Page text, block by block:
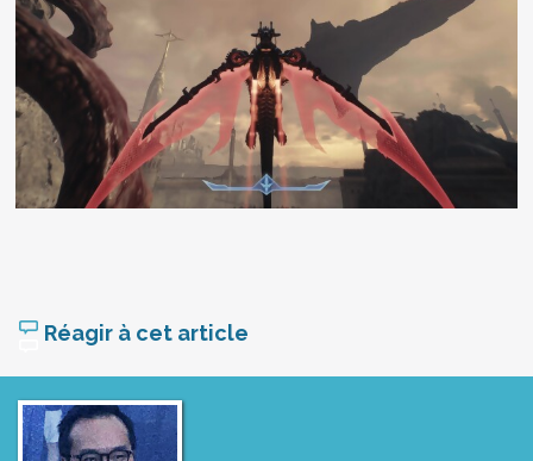
Réagir à cet article